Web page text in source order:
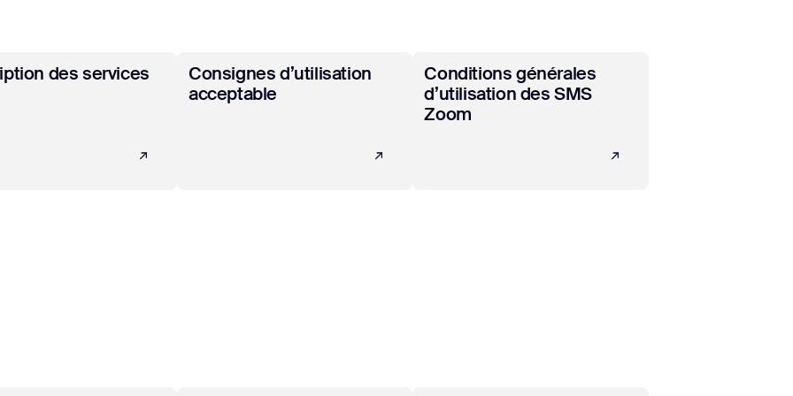
des services
plus
Consignes d’utilisation
acceptable
En savoir plus
Conditions générales
d’utilisation des SMS
Zoom
En savoir plus